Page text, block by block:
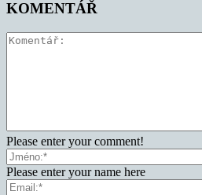
KOMENTÁŘ
Please enter your comment!
Please enter your name here